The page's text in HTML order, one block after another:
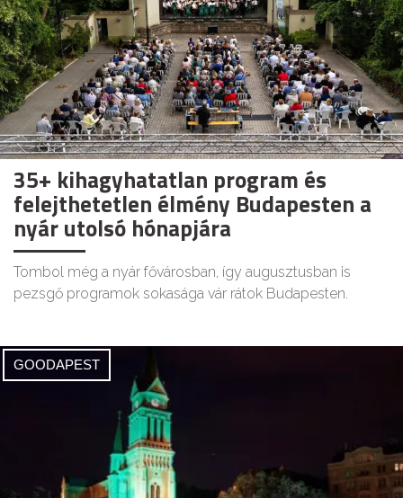
35+ kihagyhatatlan program és
felejthetetlen élmény Budapesten a
nyár utolsó hónapjára
Tombol még a nyár fővárosban, így augusztusban is
pezsgő programok sokasága vár rátok Budapesten.
GOODAPEST